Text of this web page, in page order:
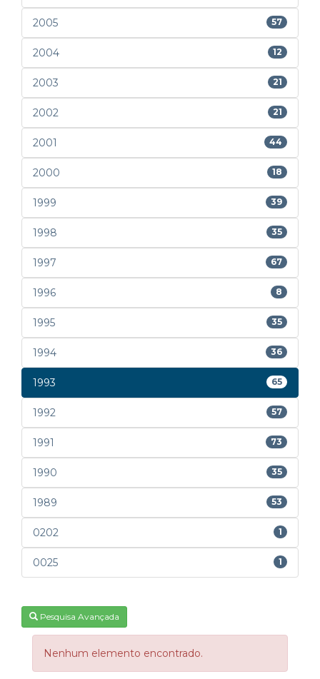
2005 57
2004 12
2003 21
2002 21
2001 44
2000 18
1999 39
1998 35
1997 67
1996 8
1995 35
1994 36
1993 65
1992 57
1991 73
1990 35
1989 53
0202 1
0025 1
Pesquisa Avançada
Nenhum elemento encontrado.